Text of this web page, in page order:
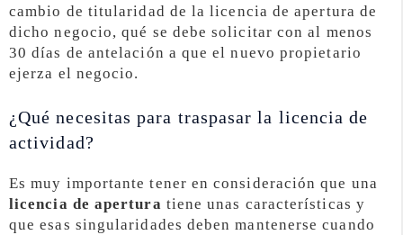
cambio de titularidad de la licencia de apertura de
dicho negocio, qué se debe solicitar con al menos
30 días de antelación a que el nuevo propietario
ejerza el negocio.
¿Qué necesitas para traspasar la licencia de
actividad?
Es muy importante tener en consideración que una
licencia de apertura tiene unas características y
que esas singularidades deben mantenerse cuando